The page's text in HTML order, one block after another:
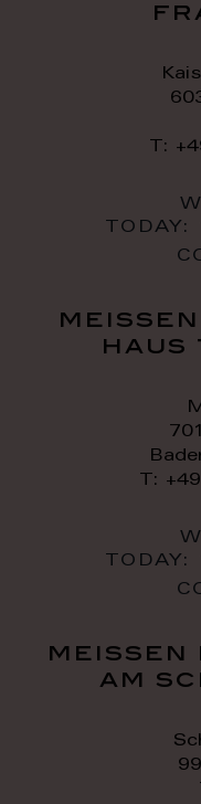
T:
TODAY:
T:
TODAY:
am